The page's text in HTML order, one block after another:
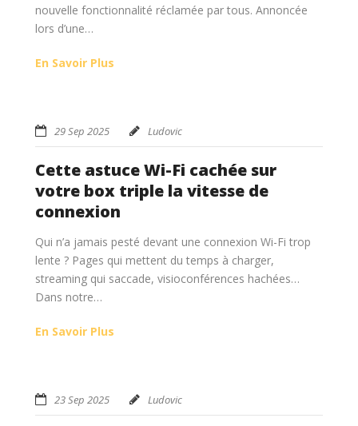
nouvelle fonctionnalité réclamée par tous. Annoncée
lors d’une…
En Savoir Plus
29 Sep 2025 Ludovic
Cette astuce Wi-Fi cachée sur
votre box triple la vitesse de
connexion
Qui n’a jamais pesté devant une connexion Wi-Fi trop
lente ? Pages qui mettent du temps à charger,
streaming qui saccade, visioconférences hachées…
Dans notre…
En Savoir Plus
23 Sep 2025 Ludovic